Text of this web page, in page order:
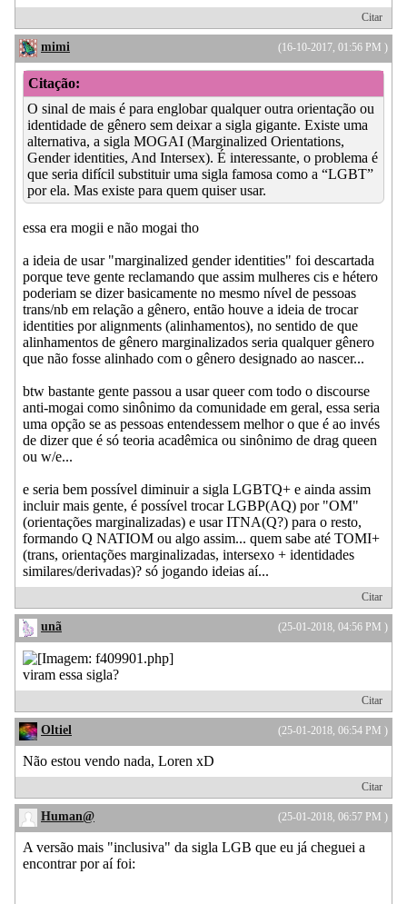
Citar
(16-10-2017, 01:56 PM )
mimi
Citação:
O sinal de mais é para englobar qualquer outra orientação ou
identidade de gênero sem deixar a sigla gigante. Existe uma
alternativa, a sigla MOGAI (Marginalized Orientations,
Gender identities, And Intersex). É interessante, o problema é
que seria difícil substituir uma sigla famosa como a “LGBT”
por ela. Mas existe para quem quiser usar.
essa era mogii e não mogai tho
a ideia de usar "marginalized gender identities" foi descartada
porque teve gente reclamando que assim mulheres cis e hétero
poderiam se dizer basicamente no mesmo nível de pessoas
trans/nb em relação a gênero, então houve a ideia de trocar
identities por alignments (alinhamentos), no sentido de que
alinhamentos de gênero marginalizados seria qualquer gênero
que não fosse alinhado com o gênero designado ao nascer...
btw bastante gente passou a usar queer com todo o discourse
anti-mogai como sinônimo da comunidade em geral, essa seria
uma opção se as pessoas entendessem melhor o que é ao invés
de dizer que é só teoria acadêmica ou sinônimo de drag queen
ou w/e...
e seria bem possível diminuir a sigla LGBTQ+ e ainda assim
incluir mais gente, é possível trocar LGBP(AQ) por "OM"
(orientações marginalizadas) e usar ITNA(Q?) para o resto,
formando Q NATIOM ou algo assim... quem sabe até TOMI+
(trans, orientações marginalizadas, intersexo + identidades
similares/derivadas)? só jogando ideias aí...
Citar
(25-01-2018, 04:56 PM )
unã
viram essa sigla?
Citar
(25-01-2018, 06:54 PM )
Oltiel
Não estou vendo nada, Loren xD
Citar
(25-01-2018, 06:57 PM )
Human@
A versão mais "inclusiva" da sigla LGB que eu já cheguei a
encontrar por aí foi: